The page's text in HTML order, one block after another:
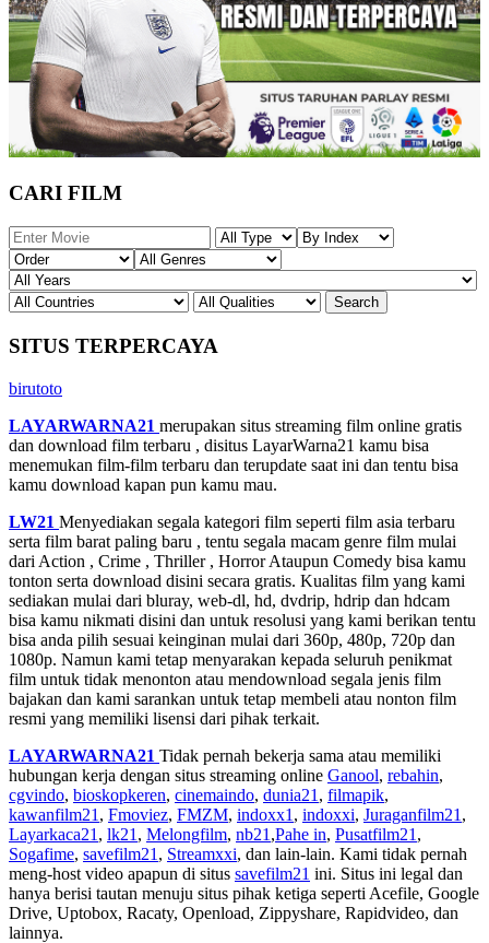
CARI FILM
SITUS TERPERCAYA
birutoto
LAYARWARNA21 merupakan situs streaming film online gratis
dan download film terbaru , disitus LayarWarna21 kamu bisa
menemukan film-film terbaru dan terupdate saat ini dan tentu bisa
kamu download kapan pun kamu mau.
LW21 Menyediakan segala kategori film seperti film asia terbaru
serta film barat paling baru , tentu segala macam genre film mulai
dari Action , Crime , Thriller , Horror Ataupun Comedy bisa kamu
tonton serta download disini secara gratis. Kualitas film yang kami
sediakan mulai dari bluray, web-dl, hd, dvdrip, hdrip dan hdcam
bisa kamu nikmati disini dan untuk resolusi yang kami berikan tentu
bisa anda pilih sesuai keinginan mulai dari 360p, 480p, 720p dan
1080p. Namun kami tetap menyarakan kepada seluruh penikmat
film untuk tidak menonton atau mendownload segala jenis film
bajakan dan kami sarankan untuk tetap membeli atau nonton film
resmi yang memiliki lisensi dari pihak terkait.
LAYARWARNA21 Tidak pernah bekerja sama atau memiliki
hubungan kerja dengan situs streaming online Ganool, rebahin,
cgvindo, bioskopkeren, cinemaindo, dunia21 , filmapik,
kawanfilm21 , Fmoviez, FMZM, indoxx1 , indoxxi, Juraganfilm21 ,
Layarkaca21 , lk21 , Melongfilm, nb21 ,Pahe in, Pusatfilm21 ,
Sogafime, savefilm21 , Streamxxi, dan lain-lain. Kami tidak pernah
meng-host video apapun di situs savefilm21 ini. Situs ini legal dan
hanya berisi tautan menuju situs pihak ketiga seperti Acefile, Google
Drive, Uptobox, Racaty, Openload, Zippyshare, Rapidvideo, dan
lainnya.